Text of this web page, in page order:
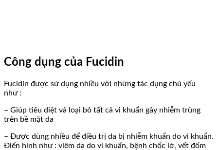
Công dụng của Fucidin
Fucidin được sử dụng nhiều với những tác dụng chủ yếu
như :
– Giúp tiêu diệt và loại bỏ tất cả vi khuẩn gây nhiễm trùng
trên bề mặt da
– Được dùng nhiều để điều trị da bị nhiễm khuẩn do vi khuẩn.
Điển hình như : viêm da do vi khuẩn, bệnh chốc lở, vết đốm